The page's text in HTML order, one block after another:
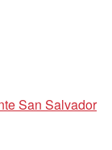
San Salvador